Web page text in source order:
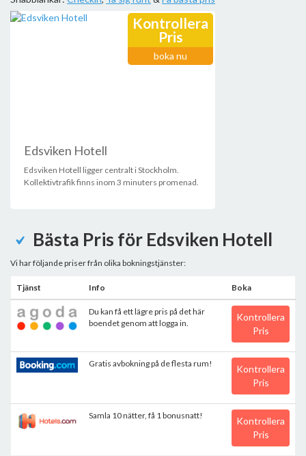
Kontrollera
Pris
boka nu
Edsviken Hotell
Edsviken Hotell ligger centralt i Stockholm.
Kollektivtrafik finns inom 3 minuters promenad.
Bästa Pris för Edsviken Hotell
Vi har följande priser från olika bokningstjänster:
Tjänst Info Boka
Du kan få ett lägre pris på det här
boendet genom att logga in.
Kontrollera
Pris
Gratis avbokning på de flesta rum!
Kontrollera
Pris
Samla 10 nätter, få 1 bonusnatt!
Kontrollera
Pris